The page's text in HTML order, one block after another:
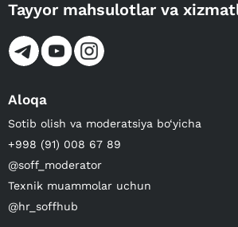
Tayyor mahsulotlar va
Aloqa
Sotib olish va moderatsiya bo‘yicha
+998 (91) 008 67 89
@soff_moderator
Texnik muammolar uchun
@hr_soffhub